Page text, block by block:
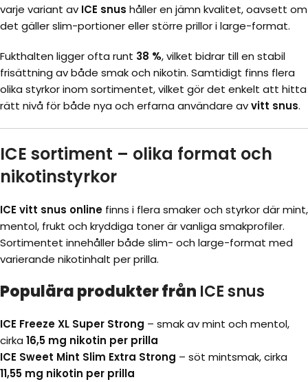
varje variant av ICE snus håller en jämn kvalitet, oavsett om
det gäller slim-portioner eller större prillor i large-format.
Fukthalten ligger ofta runt 38 %, vilket bidrar till en stabil
frisättning av både smak och nikotin. Samtidigt finns flera
olika styrkor inom sortimentet, vilket gör det enkelt att hitta
rätt nivå för både nya och erfarna användare avvitt snus.
ICE sortiment – olika format och
nikotinstyrkor
ICE vitt snus online finns i flera smaker och styrkor där mint,
mentol, frukt och kryddiga toner är vanliga smakprofiler.
Sortimentet innehåller både slim- och large-format med
varierande nikotinhalt per prilla.
Populära produkter från ICE snus
ICE Freeze XL Super Strong – smak av mint och mentol,
cirka 16,5 mg nikotin per prilla
ICE Sweet Mint Slim Extra Strong – söt mintsmak, cirka
11,55 mg nikotin per prilla